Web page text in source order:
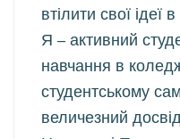
втілити свої ідеї
Я – активний
навчання в
студентському
величезний